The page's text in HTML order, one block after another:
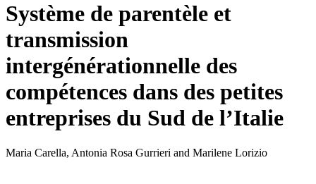
Système de parentèle et
transmission
intergénérationnelle des
compétences dans des petites
entreprises du Sud de l’Italie
Maria Carella, Antonia Rosa Gurrieri and Marilene Lorizio